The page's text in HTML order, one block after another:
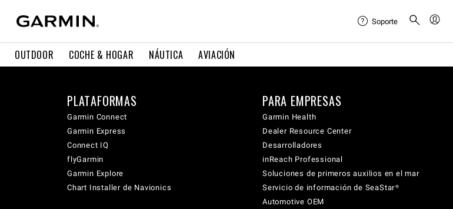
OUTDOOR COCHE & HOGAR NÁUTICA AVIACIÓN
Soporte
PLATAFORMAS
Garmin Connect
Garmin Express
Connect IQ
flyGarmin
Garmin Explore
Chart Installer de Navionics
PARA EMPRESAS
Garmin Health
Dealer Resource Center
Desarrolladores
inReach Professional
Soluciones de primeros auxilios en el mar
Servicio de información de SeaStar®
Automotive OEM